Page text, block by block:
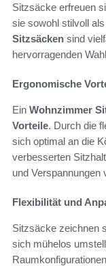
Sitzsäcke erfreuen
sie sowohl stilvoll
Sitzsäcken sind
hervorragenden
Ergonomische
Ein Wohnzimmer
Vorteile. Durch die
sich optimal an die
verbesserten
und Verspannungen
Flexibilität und
Sitzsäcke zeichnen
sich mühelos